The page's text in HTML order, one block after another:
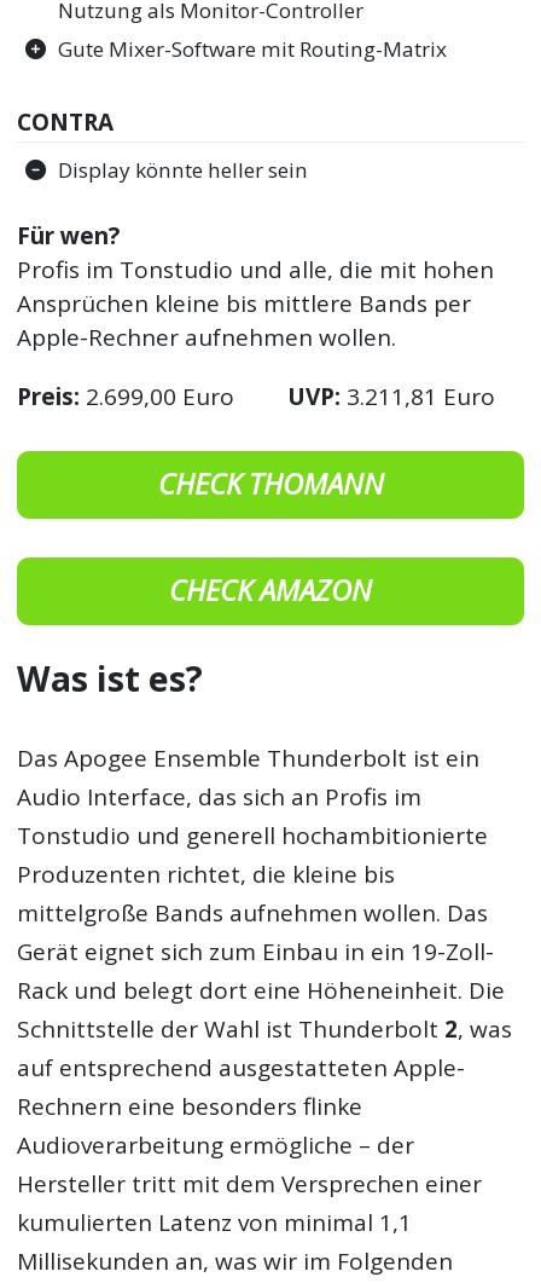
Nutzung als Monitor-Controller
Gute Mixer-Software mit Routing-Matrix
CONTRA
Display könnte heller sein
Für wen?
Profis im Tonstudio und alle, die mit hohen
Ansprüchen kleine bis mittlere Bands per
Apple-Rechner aufnehmen wollen.
Preis: 2.699,00 Euro UVP: 3.211,81 Euro
CHECK THOMANN
CHECK AMAZON
Was ist es?
Das Apogee Ensemble Thunderbolt ist ein
Audio Interface, das sich an Profis im
Tonstudio und generell hochambitionierte
Produzenten richtet, die kleine bis
mittelgroße Bands aufnehmen wollen. Das
Gerät eignet sich zum Einbau in ein 19-Zoll-
Rack und belegt dort eine Höheneinheit. Die
Schnittstelle der Wahl ist Thunderbolt 2, was
auf entsprechend ausgestatteten Apple-
Rechnern eine besonders flinke
Audioverarbeitung ermögliche – der
Hersteller tritt mit dem Versprechen einer
kumulierten Latenz von minimal 1,1
Millisekunden an, was wir im Folgenden